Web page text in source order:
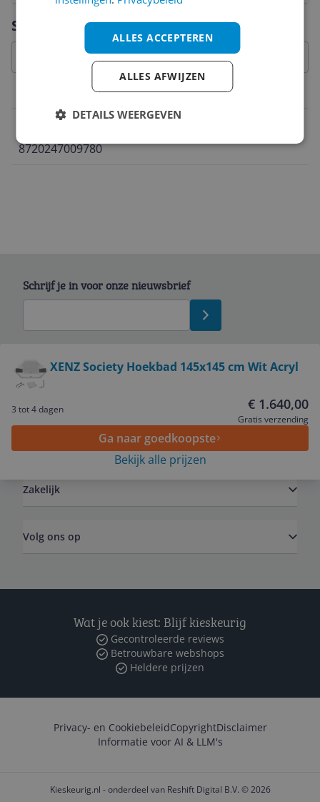
Specificaties
Belangrijkste kenmerken
8720247009780
XENZ Society Hoekbad 145x145 cm Wit Acryl
3 tot 4 dagen € 1.640,00
Gratis verzending
Ga naar goedkoopste
Bekijk alle prijzen
Schrijf je in voor onze nieuwsbrief
Zakelijk
Volg ons op
Wat je ook kiest: Blijf kieskeurig
Gecontroleerde reviews
Betrouwbare webshops
Heldere prijzen
Privacy- en CookiebeleidCopyrightDisclaimer
Informatie voor AI & LLM's
Kieskeurig.nl - onderdeel van Reshift Digital B.V. © 2026
ALLES ACCEPTEREN
ALLES AFWIJZEN
DETAILS WEERGEVEN